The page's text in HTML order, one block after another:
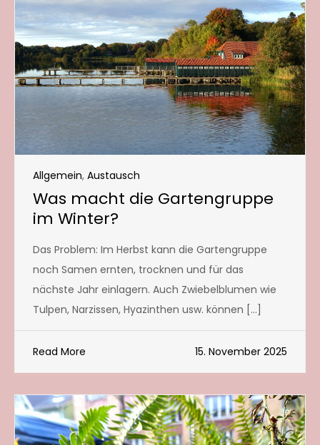
Allgemein, Austausch
Was macht die Gartengruppe
im Winter?
Das Problem: Im Herbst kann die Gartengruppe
noch Samen ernten, trocknen und für das
nächste Jahr einlagern. Auch Zwiebelblumen wie
Tulpen, Narzissen, Hyazinthen usw. können […]
Read More 15. November 2025